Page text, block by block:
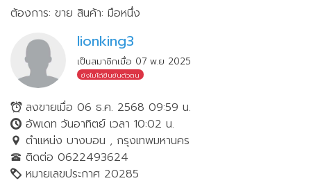
ต้องการ: ขาย สินค้า: มือหนึ่ง
lionking3
เป็นสมาชิกเมื่อ 07 พ.ย 2025
ยังไม่ได้ยืนยันตัวตน
ลงขายเมื่อ 06 ธ.ค. 2568 09:59 น.
อัพเดท วันอาทิตย์ เวลา 10:02 น.
ตำแหน่ง บางบอน , กรุงเทพมหานคร
ติดต่อ 0622493624
หมายเลขประกาศ 20285